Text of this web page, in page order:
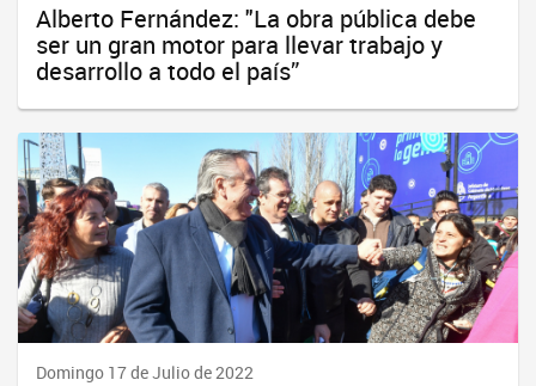
Alberto Fernández: "La obra pública debe
ser un gran motor para llevar trabajo y
desarrollo a todo el país”
Domingo 17 de Julio de 2022